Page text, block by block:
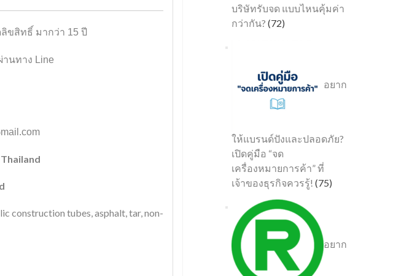
ลิขสิทธิ์ มากว่า 15 ปี
นทาง Line
construction tubes, asphalt, tar, non-
บริษัทรับจด แบบไหนคุ้มค่า
กว่ากัน? (72)
อยาก
ให้แบรนด์ปังและปลอดภัย?
เปิดคู่มือ “จด
เครื่องหมายการค้า” ที่
เจ้าของธุรกิจควรรู้! (75)
อยาก